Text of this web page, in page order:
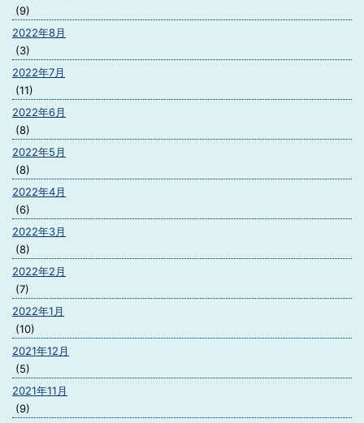
(9)
2022年8月
(3)
2022年7月
(11)
2022年6月
(8)
2022年5月
(8)
2022年4月
(6)
2022年3月
(8)
2022年2月
(7)
2022年1月
(10)
2021年12月
(5)
2021年11月
(9)